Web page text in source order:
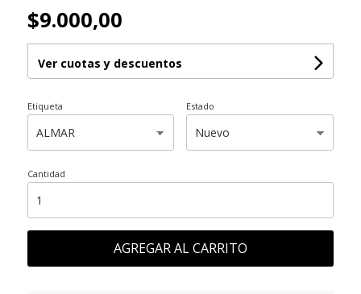
$9.000,00
Ver cuotas y descuentos
Etiqueta Estado
Cantidad
AGREGAR AL CARRITO